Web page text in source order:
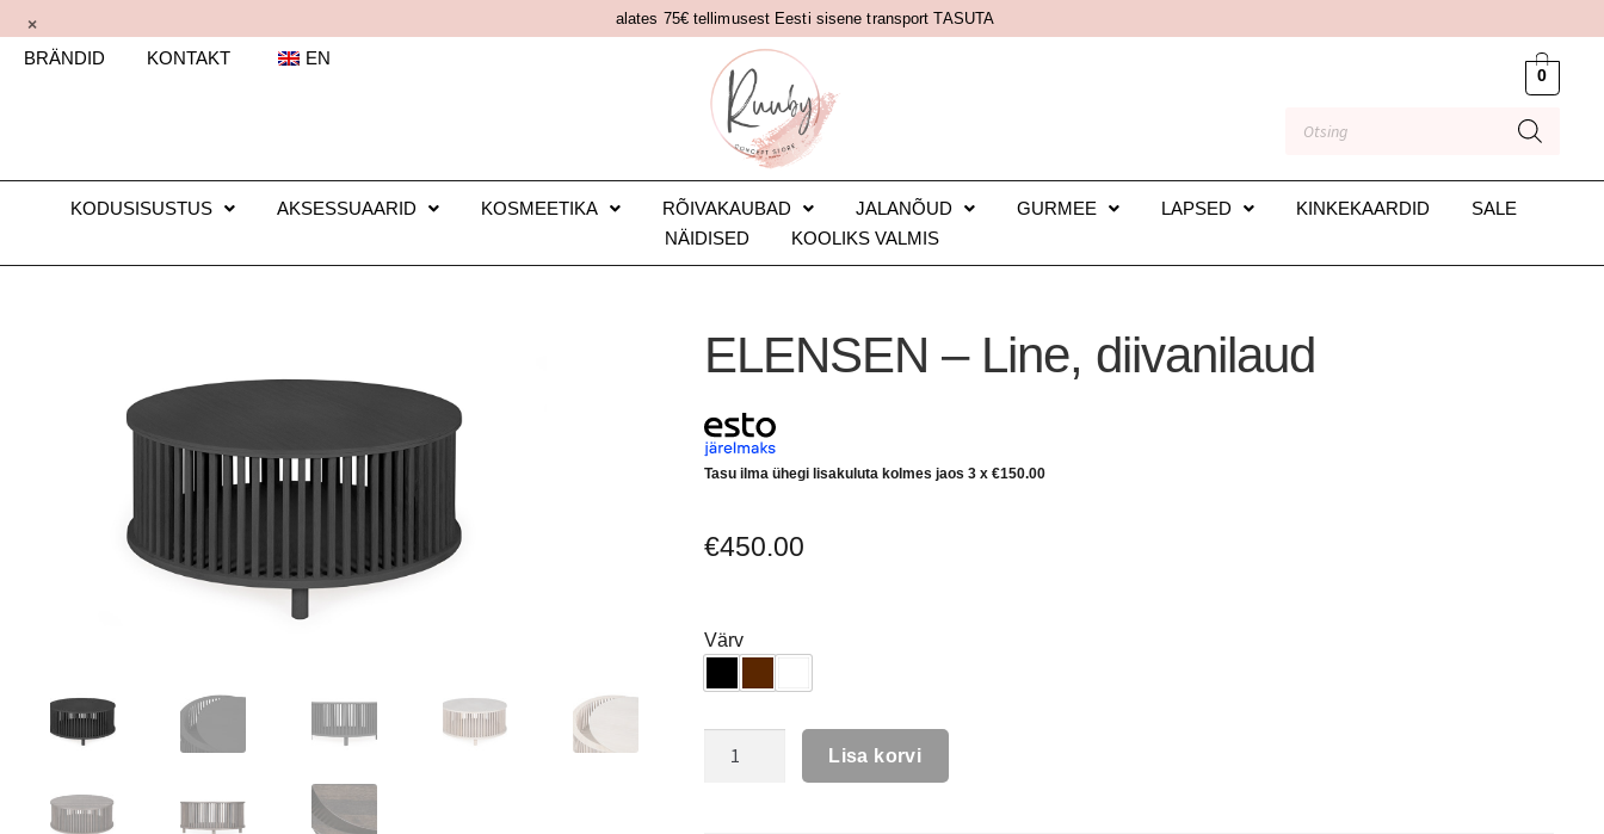
alates 75€ tellimusest Eesti sisene transport TASUTA
×
BRÄNDID KONTAKT EN
0
KODUSISUSTUS AKSESSUAARID KOSMEETIKA RÕIVAKAUBAD JALANÕUD GURMEE LAPSED KINKEKAARDID
SALE
NÄIDISED
KOOLIKS VALMIS
ELENSEN – Line, diivanilaud
Tasu ilma ühegi lisakuluta kolmes jaos 3 x €150.00
€450.00
Värv
Lisa korvi